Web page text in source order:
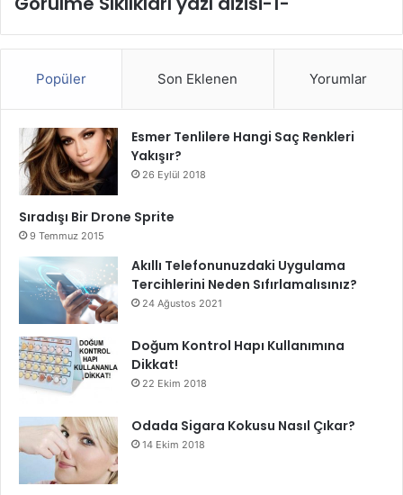
Popüler Son Eklenen Yorumlar
Esmer Tenlilere Hangi Saç Renkleri
Yakışır?
26 Eylül 2018
Sıradışı Bir Drone Sprite
9 Temmuz 2015
Akıllı Telefonunuzdaki Uygulama
Tercihlerini Neden Sıfırlamalısınız?
24 Ağustos 2021
Doğum Kontrol Hapı Kullanımına
Dikkat!
22 Ekim 2018
Odada Sigara Kokusu Nasıl Çıkar?
14 Ekim 2018